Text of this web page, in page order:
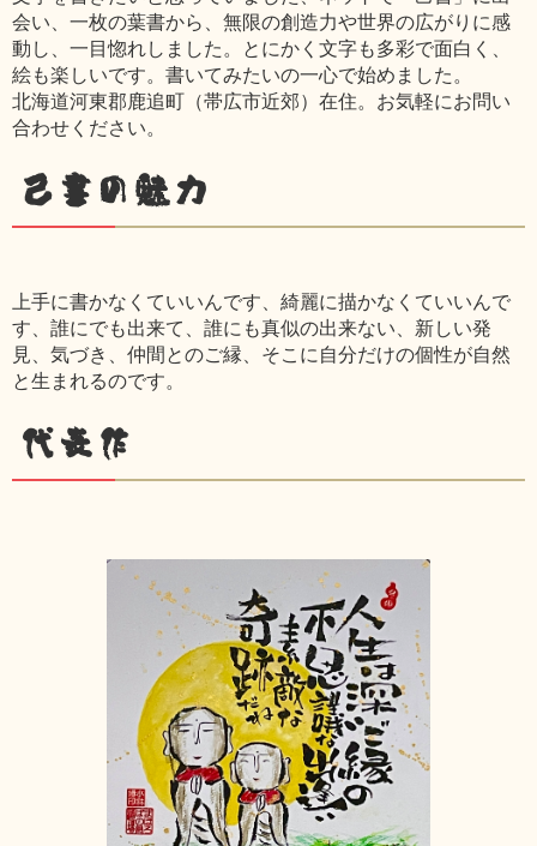
会い、一枚の葉書から、無限の創造力や世界の広がりに感
動し、一目惚れしました。とにかく文字も多彩で面白く、
絵も楽しいです。書いてみたいの一心で始めました。
北海道河東郡鹿追町（帯広市近郊）在住。お気軽にお問い
合わせください。
己書の魅力
上手に書かなくていいんです、綺麗に描かなくていいんで
す、誰にでも出来て、誰にも真似の出来ない、新しい発
見、気づき、仲間とのご縁、そこに自分だけの個性が自然
と生まれるのです。
代表作